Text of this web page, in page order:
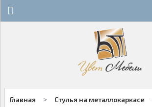
ДЕРЕВЯННЫЕ СТОЛЫ
ОБЕДЕННЫЕ ГРУППЫ
СТУЛЬЯ НА МЕТАЛЛОКАРКАСЕ
Главная > Стулья на металлокаркасе